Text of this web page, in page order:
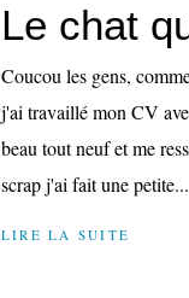
Le chat
Coucou les gens,
j'ai travaillé mon CV
beau tout neuf et me
scrap j'ai fait une petite...
LIRE LA SUITE